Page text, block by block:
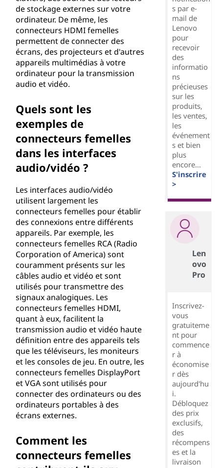
de stockage externes sur votre
ordinateur. De même, les
connecteurs HDMI femelles
permettent de connecter des
écrans, des projecteurs et d'autres
appareils multimédias à votre
ordinateur pour la transmission
audio et vidéo.
Quels sont les
exemples de
connecteurs femelles
dans les interfaces
audio/vidéo ?
Les interfaces audio/vidéo
utilisent largement les
connecteurs femelles pour établir
des connexions entre différents
appareils. Par exemple, les
connecteurs femelles RCA (Radio
Corporation of America) sont
couramment présents sur les
câbles audio et vidéo et sont
utilisés pour transmettre des
signaux analogiques. Les
connecteurs femelles HDMI,
quant à eux, facilitent la
transmission audio et vidéo haute
définition entre des appareils tels
que les téléviseurs, les moniteurs
et les consoles de jeu. En outre, les
connecteurs femelles DisplayPort
et VGA sont utilisés pour
connecter des ordinateurs ou des
ordinateurs portables à des
écrans externes.
Comment les
connecteurs femelles
s par e-
mail de
Lenovo
pour
recevoir
des
informatio
ns
précieuses
sur les
produits,
les ventes,
les
événement
s et bien
plus
encore...
S'inscrire
>
Len
ovo
Pro
Inscrivez-
vous
gratuiteme
nt pour
commence
r à
économise
r dès
aujourd'hu
i.
Débloquez
des prix
exclusifs,
des
récompens
es et la
livraison